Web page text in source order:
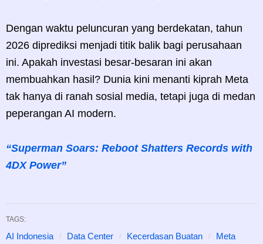
Dengan waktu peluncuran yang berdekatan, tahun
2026 diprediksi menjadi titik balik bagi perusahaan
ini. Apakah investasi besar-besaran ini akan
membuahkan hasil? Dunia kini menanti kiprah Meta
tak hanya di ranah sosial media, tetapi juga di medan
peperangan AI modern.
“Superman Soars: Reboot Shatters Records with
4DX Power”
TAGS:
AI Indonesia Data Center Kecerdasan Buatan
Meta